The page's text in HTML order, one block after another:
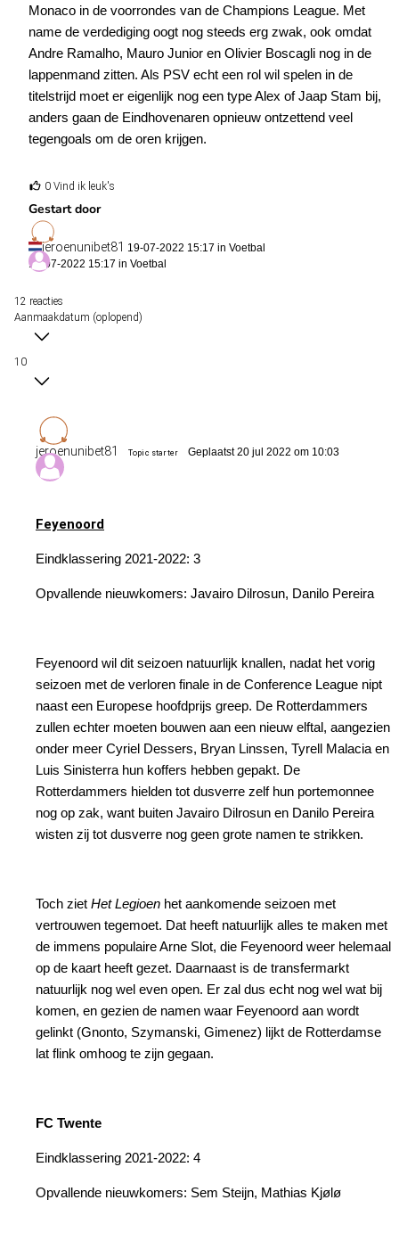
Monaco in de voorrondes van de Champions League. Met
name de verdediging oogt nog steeds erg zwak, ook omdat
Andre Ramalho, Mauro Junior en Olivier Boscagli nog in de
lappenmand zitten. Als PSV echt een rol wil spelen in de
titelstrijd moet er eigenlijk nog een type Alex of Jaap Stam bij,
anders gaan de Eindhovenaren opnieuw ontzettend veel
tegengoals om de oren krijgen.
0 Vind ik leuk's
Gestart door
jeroenunibet81 19-07-2022 15:17 in Voetbal
19-07-2022 15:17 in Voetbal
12 reacties
Aanmaakdatum (oplopend)
10
jeroenunibet81 Topic starter Geplaatst 20 jul 2022 om 10:03
Feyenoord
Eindklassering 2021-2022: 3
Opvallende nieuwkomers: Javairo Dilrosun, Danilo Pereira
Feyenoord wil dit seizoen natuurlijk knallen, nadat het vorig
seizoen met de verloren finale in de Conference League nipt
naast een Europese hoofdprijs greep. De Rotterdammers
zullen echter moeten bouwen aan een nieuw elftal, aangezien
onder meer Cyriel Dessers, Bryan Linssen, Tyrell Malacia en
Luis Sinisterra hun koffers hebben gepakt. De
Rotterdammers hielden tot dusverre zelf hun portemonnee
nog op zak, want buiten Javairo Dilrosun en Danilo Pereira
wisten zij tot dusverre nog geen grote namen te strikken.
Toch ziet Het Legioen het aankomende seizoen met
vertrouwen tegemoet. Dat heeft natuurlijk alles te maken met
de immens populaire Arne Slot, die Feyenoord weer helemaal
op de kaart heeft gezet. Daarnaast is de transfermarkt
natuurlijk nog wel even open. Er zal dus echt nog wel wat bij
komen, en gezien de namen waar Feyenoord aan wordt
gelinkt (Gnonto, Szymanski, Gimenez) lijkt de Rotterdamse
lat flink omhoog te zijn gegaan.
FC Twente
Eindklassering 2021-2022: 4
Opvallende nieuwkomers: Sem Steijn, Mathias Kjølø